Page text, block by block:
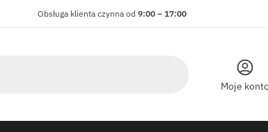
Obsługa klienta czynna od 9:00 – 17:00
Moje